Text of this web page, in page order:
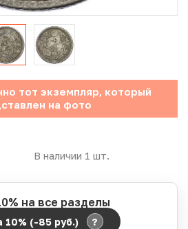
монет (Unusual)
монеты
тот экземпляр, который
на фото
В наличии 1 шт.
на все разделы
10% (-85 руб.) ?